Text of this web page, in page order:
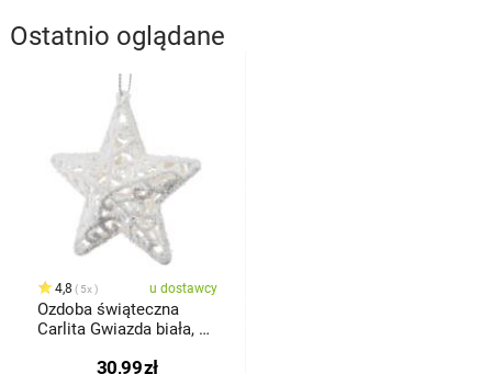
Ostatnio oglądane
4,8 5x u dostawcy
Ozdoba świąteczna
Carlita Gwiazda biała, 8
30,99zł